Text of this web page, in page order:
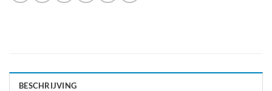
BESCHRIJVING